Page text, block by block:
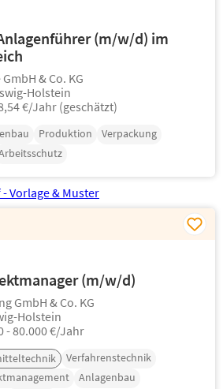
(m/w/d) im
& Co. KG
Holstein
€/Jahr (geschätzt)
Produktion
Verpackung
(m/w/d)
GmbH & Co. KG
Holstein
- 80.000 €/Jahr
Verfahrenstechnik
Anlagenbau